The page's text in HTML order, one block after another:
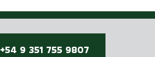
+54 9 351 755 9807